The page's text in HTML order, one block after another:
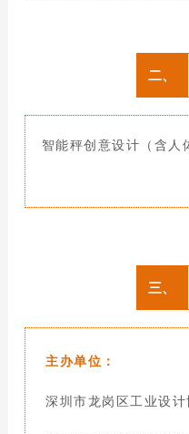
二、
智能秤创意设计（含人
三、
主办单位：
深圳市龙岗区工业设计